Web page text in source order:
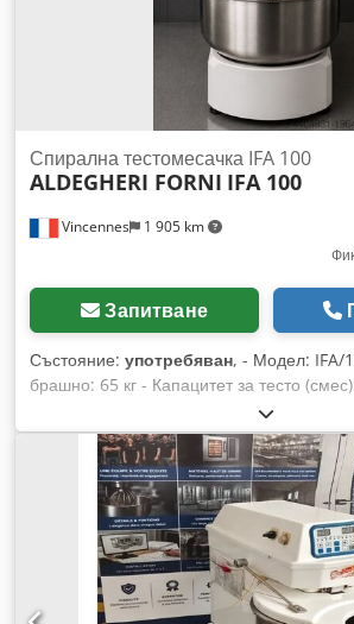
Vincennes 1 905 km
Спирална тестомесачка IFA 100
ALDEGHERI FORNI IFA 100
Запитване
Състояние: употребяван, - Модел: IFA/
брашно: 65 кг - Капацитет за тесто
казана: 145 литра - Мощност: 5,7 kW -
75 x 120 x 152 см - Тегло: 480 кг -
стоманена конструкция на колела -
двускоростни двигателя (един за
казана) - Казан, спирала, централен
от неръждаема стомана Употребяваният
спирален миксер IFA 100 е
разработена за хлебари и сладкари,
производителност, надеждност и